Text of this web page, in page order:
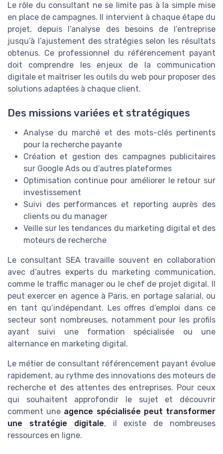
Le rôle du consultant ne se limite pas à la simple mise
en place de campagnes. Il intervient à chaque étape du
projet, depuis l’analyse des besoins de l’entreprise
jusqu’à l’ajustement des stratégies selon les résultats
obtenus. Ce professionnel du référencement payant
doit comprendre les enjeux de la communication
digitale et maîtriser les outils du web pour proposer des
solutions adaptées à chaque client.
Des missions variées et stratégiques
Analyse du marché et des mots-clés pertinents
pour la recherche payante
Création et gestion des campagnes publicitaires
sur Google Ads ou d’autres plateformes
Optimisation continue pour améliorer le retour sur
investissement
Suivi des performances et reporting auprès des
clients ou du manager
Veille sur les tendances du marketing digital et des
moteurs de recherche
Le consultant SEA travaille souvent en collaboration
avec d’autres experts du marketing communication,
comme le traffic manager ou le chef de projet digital. Il
peut exercer en agence à Paris, en portage salarial, ou
en tant qu’indépendant. Les offres d’emploi dans ce
secteur sont nombreuses, notamment pour les profils
ayant suivi une formation spécialisée ou une
alternance en marketing digital.
Le métier de consultant référencement payant évolue
rapidement, au rythme des innovations des moteurs de
recherche et des attentes des entreprises. Pour ceux
qui souhaitent approfondir le sujet et découvrir
comment une agence spécialisée peut transformer
une stratégie digitale, il existe de nombreuses
ressources en ligne.